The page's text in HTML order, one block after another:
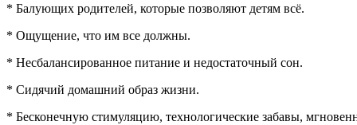
* Балующих родителей, которые позволяют детям всё.
* Ощущение, что им все должны.
* Несбалансированное питание и недостаточный сон.
* Сидячий домашний образ жизни.
* Бесконечную стимуляцию, технологические забавы,